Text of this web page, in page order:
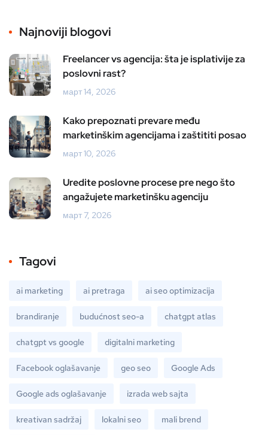
Najnoviji blogovi
Freelancer vs agencija: šta je isplativije za
poslovni rast?
март 14, 2026
Kako prepoznati prevare među
marketinškim agencijama i zaštititi posao
март 10, 2026
Uredite poslovne procese pre nego što
angažujete marketinšku agenciju
март 7, 2026
Tagovi
ai marketing ai pretraga ai seo optimizacija
brandiranje budućnost seo-a chatgpt atlas
chatgpt vs google digitalni marketing
Facebook oglašavanje geo seo Google Ads
Google ads oglašavanje izrada web sajta
kreativan sadržaj lokalni seo mali brend